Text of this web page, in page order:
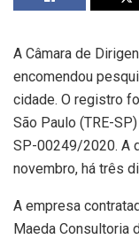
A Câmara de
encomendou
cidade. O registro
São Paulo (TRE-
SP-00249/2020. A
novembro, há três
A empresa
Maeda Consultoria